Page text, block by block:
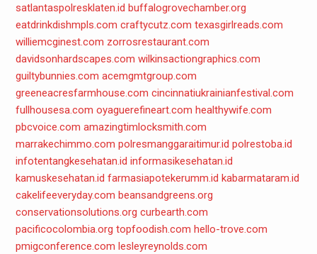
satlantaspolresklaten.id buffalogrovechamber.org
eatdrinkdishmpls.com craftycutz.com texasgirlreads.com
williemcginest.com zorrosrestaurant.com
davidsonhardscapes.com wilkinsactiongraphics.com
guiltybunnies.com acemgmtgroup.com
greeneacresfarmhouse.com cincinnatiukrainianfestival.com
fullhousesa.com oyaguerefineart.com healthywife.com
pbcvoice.com amazingtimlocksmith.com
marrakechimmo.com polresmanggaraitimur.id polrestoba.id
infotentangkesehatan.id informasikesehatan.id
kamuskesehatan.id farmasiapotekerumm.id kabarmataram.id
cakelifeeveryday.com beansandgreens.org
conservationsolutions.org curbearth.com
pacificocolombia.org topfoodish.com hello-trove.com
pmigconference.com lesleyreynolds.com